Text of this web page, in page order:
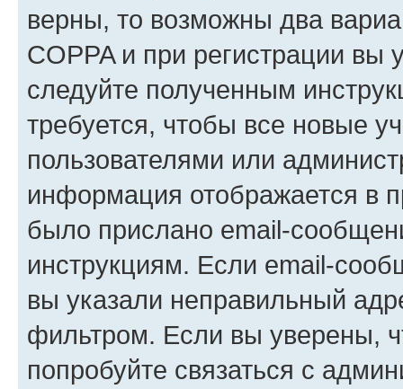
верны, то возможны два
COPPA и при регистрации вы
следуйте полученным
требуется, чтобы все новые
пользователями или
информация отображается в
было прислано email-
инструкциям. Если email-
вы указали неправильный
фильтром. Если вы уверены,
попробуйте связаться с